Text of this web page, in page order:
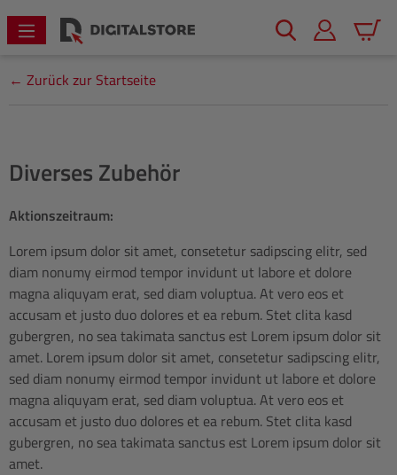
springen
← Zurück zur Startseite
Diverses Zubehör
Aktionszeitraum:
Lorem ipsum dolor sit amet, consetetur sadipscing elitr, sed
diam nonumy eirmod tempor invidunt ut labore et dolore
magna aliquyam erat, sed diam voluptua. At vero eos et
accusam et justo duo dolores et ea rebum. Stet clita kasd
gubergren, no sea takimata sanctus est Lorem ipsum dolor sit
amet. Lorem ipsum dolor sit amet, consetetur sadipscing elitr,
sed diam nonumy eirmod tempor invidunt ut labore et dolore
magna aliquyam erat, sed diam voluptua. At vero eos et
accusam et justo duo dolores et ea rebum. Stet clita kasd
gubergren, no sea takimata sanctus est Lorem ipsum dolor sit
amet.